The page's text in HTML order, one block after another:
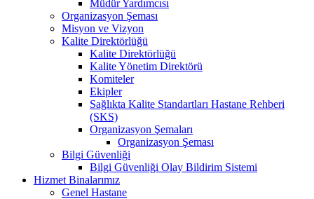
Müdür Yardımcısı
Organizasyon Şeması
Misyon ve Vizyon
Kalite Direktörlüğü
Kalite Direktörlüğü
Kalite Yönetim Direktörü
Komiteler
Ekipler
Sağlıkta Kalite Standartları Hastane Rehberi
(SKS)
Organizasyon Şemaları
Organizasyon Şeması
Bilgi Güvenliği
Bilgi Güvenliği Olay Bildirim Sistemi
Hizmet Binalarımız
Genel Hastane